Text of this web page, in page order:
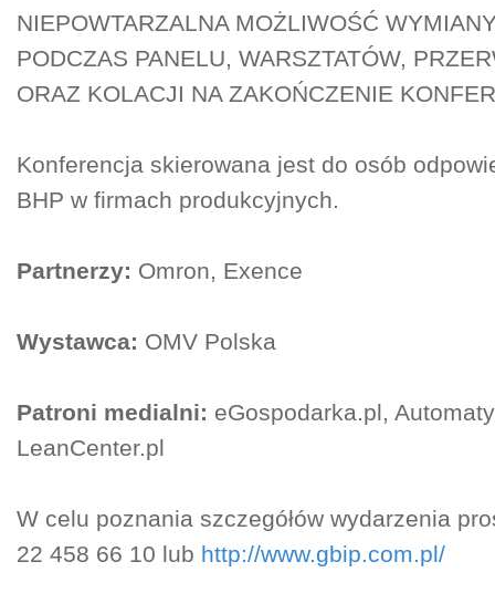
NIEPOWTARZALNA MOŻLIWOŚĆ
PODCZAS PANELU, WARSZTATÓW,
ORAZ KOLACJI NA ZAKOŃCZENIE
Konferencja skierowana jest do osób
BHP w firmach produkcyjnych.
Partnerzy: Omron, Exence
Wystawca: OMV Polska
Patroni medialni: eGospodarka.pl,
LeanCenter.pl
W celu poznania szczegółów wydarzenia
22 458 66 10 lub http://www.gbip.com.pl/